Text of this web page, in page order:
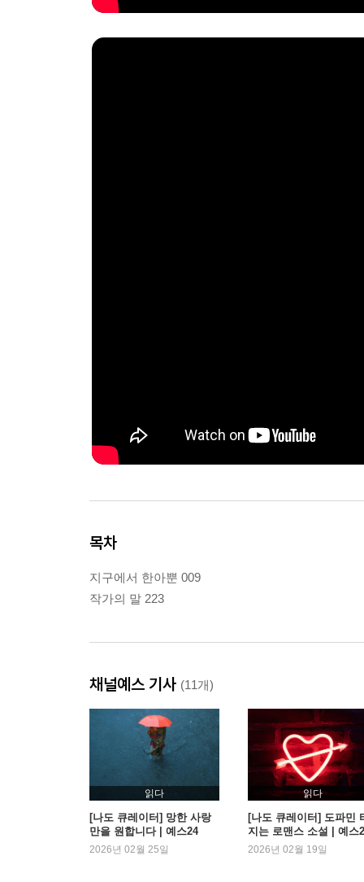
목차
지구에서 한아뿐 009
작가의 말 223
채널예스 기사 (11개)
읽다
[나도 큐레이터] 망한 사랑
만을 원합니다 | 예스24
2026년 02월 25일
읽다
[나도 큐레이터] 도파민
지는 로맨스 소설 | 예스
2026년 02월 19일